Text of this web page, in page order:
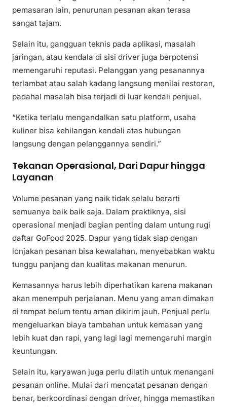
pemasaran lain, penurunan pesanan akan terasa
sangat tajam.
Selain itu, gangguan teknis pada aplikasi, masalah
jaringan, atau kendala di sisi driver juga berpotensi
memengaruhi reputasi. Pelanggan yang pesanannya
terlambat atau salah kadang langsung menilai restoran,
padahal masalah bisa terjadi di luar kendali penjual.
“Ketika terlalu mengandalkan satu platform, usaha
kuliner bisa kehilangan kendali atas hubungan
langsung dengan pelanggannya sendiri.”
Tekanan Operasional, Dari Dapur hingga
Layanan
Volume pesanan yang naik tidak selalu berarti
semuanya baik baik saja. Dalam praktiknya, sisi
operasional menjadi bagian penting dalam untung rugi
daftar GoFood 2025. Dapur yang tidak siap dengan
lonjakan pesanan bisa kewalahan, menyebabkan waktu
tunggu panjang dan kualitas makanan menurun.
Kemasannya harus lebih diperhatikan karena makanan
akan menempuh perjalanan. Menu yang aman dimakan
di tempat belum tentu aman dikirim jauh. Penjual perlu
mengeluarkan biaya tambahan untuk kemasan yang
lebih kuat dan rapi, yang lagi lagi memengaruhi margin
keuntungan.
Selain itu, karyawan juga perlu dilatih untuk menangani
pesanan online. Mulai dari mencatat pesanan dengan
benar, berkoordinasi dengan driver, hingga memastikan